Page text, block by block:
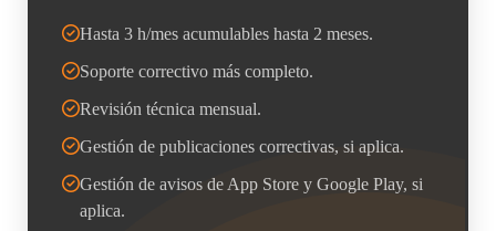
Hasta 3 h/mes acumulables hasta 2 meses.
Soporte correctivo más completo.
Revisión técnica mensual.
Gestión de publicaciones correctivas, si aplica.
Gestión de avisos de App Store y Google Play, si
aplica.